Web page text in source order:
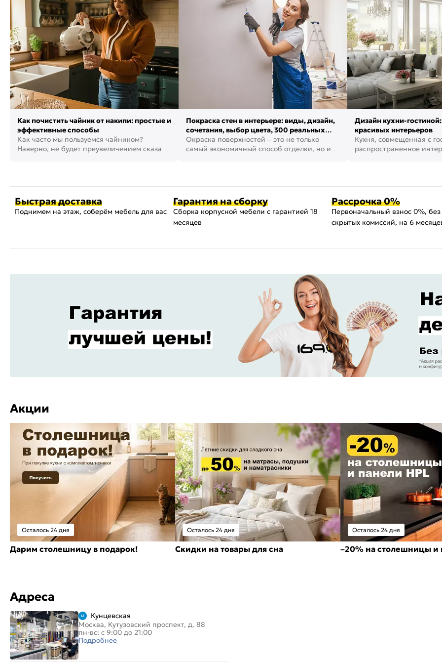
Бренд:
LEX
Как почистить чайник от накипи: простые и
эффективные способы
Как часто мы пользуемся чайником?
Наверно, не будет преувеличением сказать,
Покраска стен в интерьере: виды, дизайн,
сочетания, выбор цвета, 300 реальных
фото
Окраска поверхностей – это не только
самый экономичный способ отделки, но и
Дизайн кухни-
красивых интерьеров
Кухня, совмещенная с
распространенное
Быстрая доставка
Поднимем на этаж, соберём мебель для вас
Гарантия на сборку
Сборка корпусной мебели с гарантией 18
месяцев
Рассрочка 0%
Первоначальный взнос 0%,
скрытых комиссий, на 6
Акции
Осталось 24 дня
Дарим столешницу в подарок!
Осталось 24 дня
Скидки на товары для сна
Осталось 24 дня
–20% на столешницы и
Адреса
Кунцевская
Москва, Кутузовский проспект, д. 88
пн-вс: с 9:00 до 21:00
Подробнее